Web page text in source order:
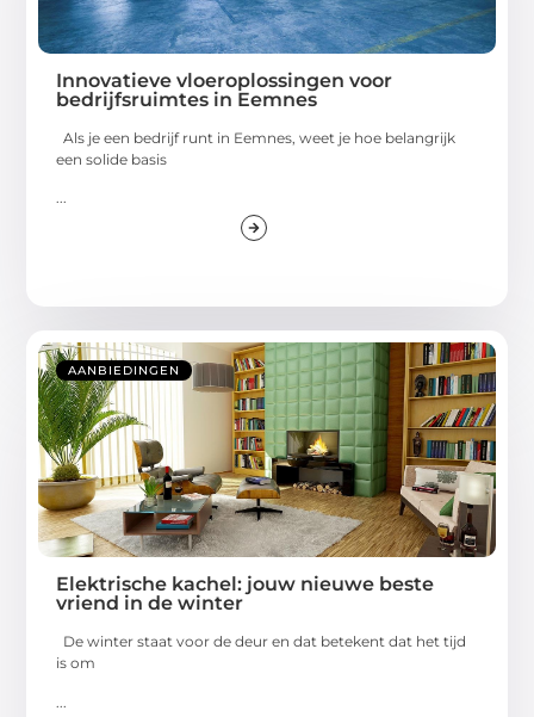
Innovatieve vloeroplossingen voor
bedrijfsruimtes in Eemnes
Als je een bedrijf runt in Eemnes, weet je hoe belangrijk
een solide basis
...
AANBIEDINGEN
Elektrische kachel: jouw nieuwe beste
vriend in de winter
De winter staat voor de deur en dat betekent dat het tijd
is om